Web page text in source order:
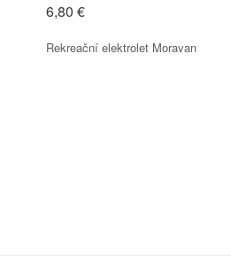
6,80 €
Rekreační elektrolet Moravan